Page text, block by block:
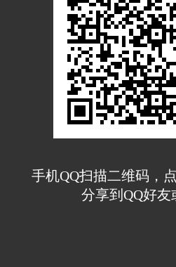
手机QQ扫描二维码，
分享到QQ好友